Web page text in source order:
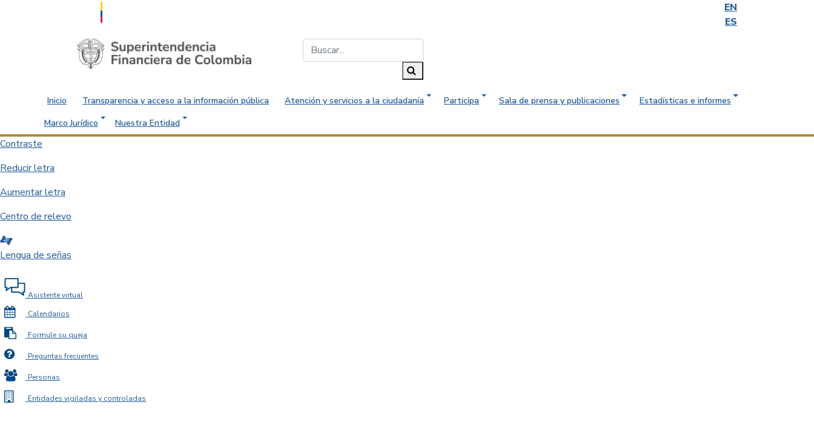
EN
ES
Saltar al contenido principal
Inicio Transparencia y acceso a la información pública Atención y servicios a la ciudadanía Participa Sala de prensa y publicaciones
Estadísticas e informes
Marco Jurídico
Nuestra Entidad
Contraste
Reducir letra
Aumentar letra
Centro de relevo
Lengua de señas
Asistente virtual
Calendarios
Formule su queja
Preguntas frecuentes
Personas
Entidades vigiladas y controladas